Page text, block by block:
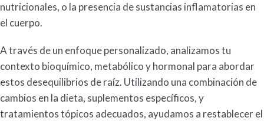
nutricionales, o la presencia de sustancias inflamatorias en
el cuerpo.
A través de un enfoque personalizado, analizamos tu
contexto bioquímico, metabólico y hormonal para abordar
estos desequilibrios de raíz. Utilizando una combinación de
cambios en la dieta, suplementos específicos, y
tratamientos tópicos adecuados, ayudamos a restablecer el